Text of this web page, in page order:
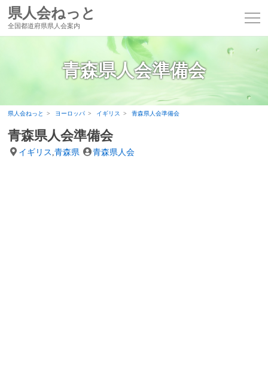
県人会ねっと
全国都道府県県人会案内
青森県人会準備会
県人会ねっと ヨーロッパ イギリス 青森県人会準備会
青森県人会準備会
イギリス ,青森県 青森県人会